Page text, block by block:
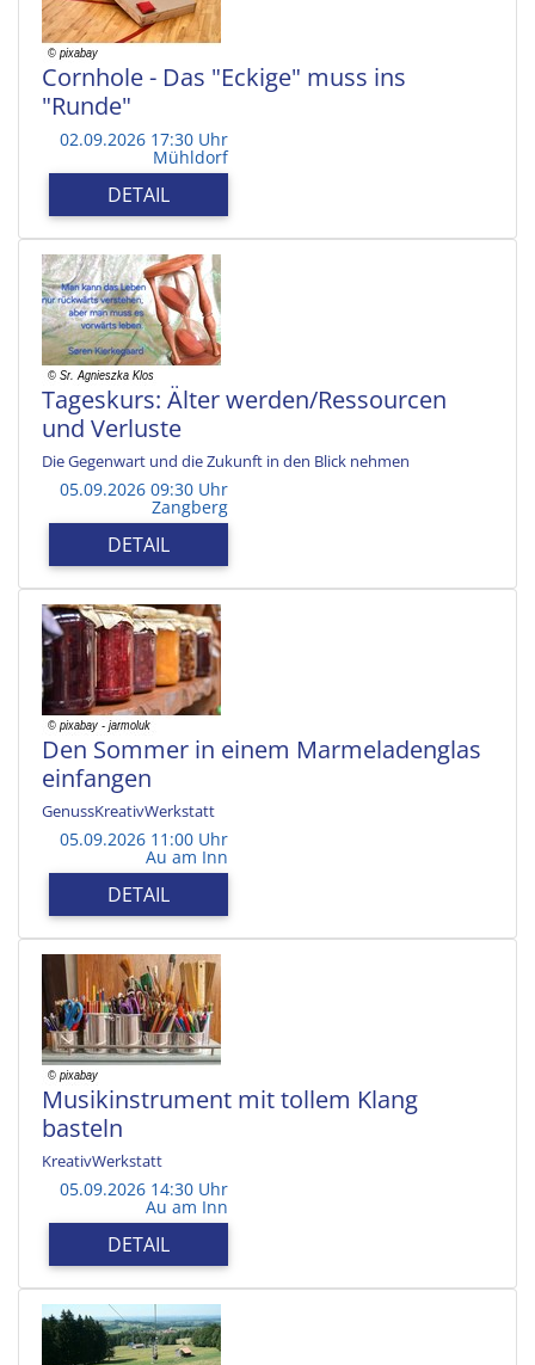
Cornhole - Das "Eckige" muss ins
"Runde"
02.09.2026 17:30 Uhr
Mühldorf
DETAIL
Tageskurs: Älter werden/Ressourcen
und Verluste
Die Gegenwart und die Zukunft in den Blick nehmen
05.09.2026 09:30 Uhr
Zangberg
DETAIL
Den Sommer in einem Marmeladenglas
einfangen
GenussKreativWerkstatt
05.09.2026 11:00 Uhr
Au am Inn
DETAIL
Musikinstrument mit tollem Klang
basteln
KreativWerkstatt
05.09.2026 14:30 Uhr
Au am Inn
DETAIL